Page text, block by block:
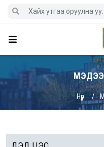
Нүүр